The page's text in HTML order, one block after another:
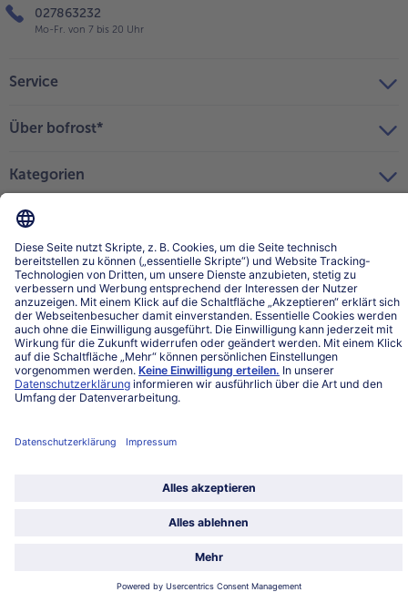
027863232
Mo-Fr. von 7 bis 20 Uhr
Service
Über bofrost*
Kategorien
Land / Sprache wählen